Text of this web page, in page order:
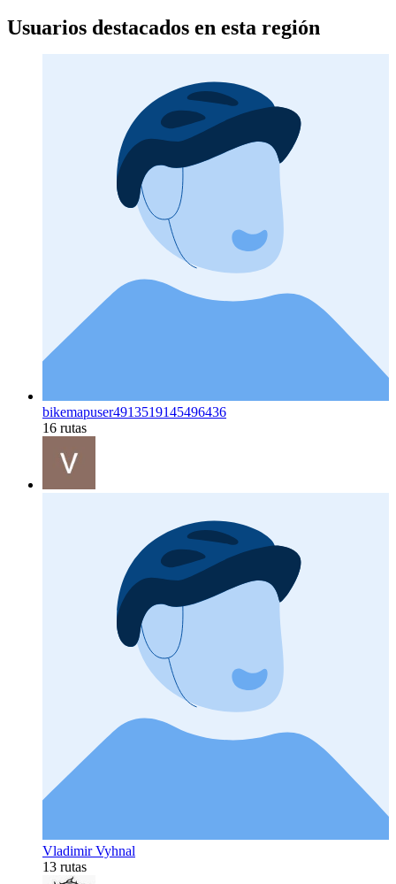
Usuarios destacados en esta región
bikemapuser4913519145496436
16 rutas
Vladimir Vyhnal
13 rutas